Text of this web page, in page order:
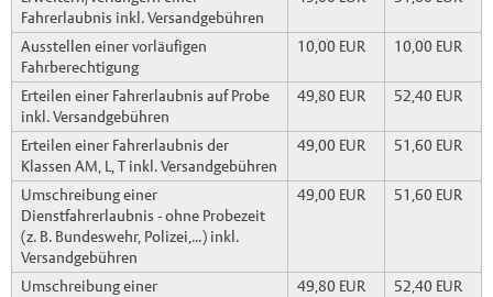
Fahrerlaubnis inkl. Versandgebühren
Ausstellen einer vorläufigen
Fahrberechtigung
10,00 EUR 10,00 EUR
Erteilen einer Fahrerlaubnis auf Probe
inkl. Versandgebühren
49,80 EUR 52,40 EUR
Erteilen einer Fahrerlaubnis der
Klassen AM, L, T inkl. Versandgebühren
49,00 EUR 51,60 EUR
Umschreibung einer
Dienstfahrerlaubnis - ohne Probezeit
(z. B. Bundeswehr, Polizei,...) inkl.
Versandgebühren
49,00 EUR 51,60 EUR
Umschreibung einer
49,80 EUR 52,40 EUR